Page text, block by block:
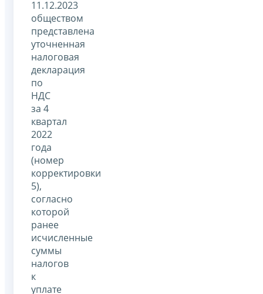
11.12.2023
обществом
представлена
уточненная
налоговая
декларация
по
НДС
за 4
квартал
2022
года
(номер
корректировки
5),
согласно
которой
ранее
исчисленные
суммы
налогов
к
уплате